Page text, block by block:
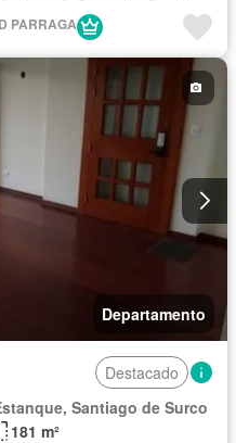
Seguridad
PARRAGA
Departamento
Destacado
Santiago de Surco
181 m²